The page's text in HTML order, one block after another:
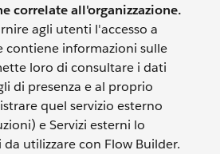
correlate all'organizzazione.
agli utenti l'accesso a
contiene informazioni sulle
loro di consultare i dati
di presenza e al proprio
quel servizio esterno
e Servizi esterni lo
utilizzare con Flow Builder.